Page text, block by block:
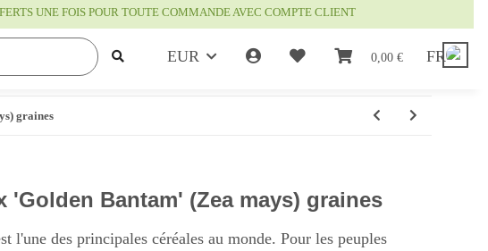
UNE FOIS POUR TOUTE COMMANDE AVEC COMPTE CLIENT
EUR 0,00 € FR
graines
'Golden Bantam' (Zea mays) graines
l'une des principales céréales au monde. Pour les peuples